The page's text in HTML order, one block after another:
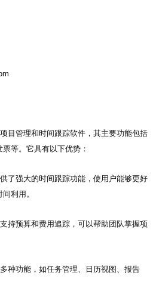
目管理和时间跟踪软件，其主要功能包括
等。它具有以下优势：
了强大的时间跟踪功能，使用户能够更好
利用。
持预算和费用追踪，可以帮助团队掌握项
种功能，如任务管理、日历视图、报告